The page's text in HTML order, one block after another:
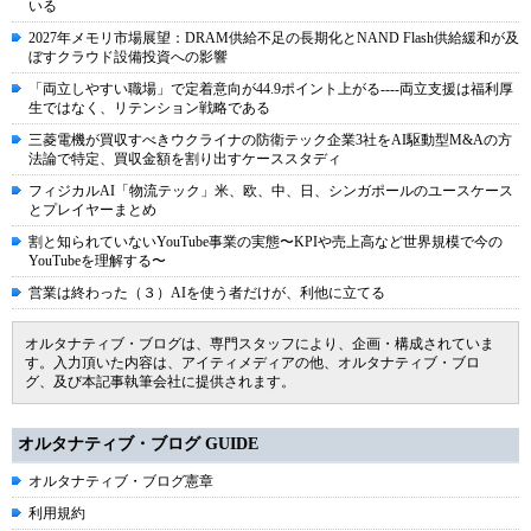
いる
2027年メモリ市場展望：DRAM供給不足の長期化とNAND Flash供給緩和が及
ぼすクラウド設備投資への影響
「両立しやすい職場」で定着意向が44.9ポイント上がる----両立支援は福利厚
生ではなく、リテンション戦略である
三菱電機が買収すべきウクライナの防衛テック企業3社をAI駆動型M&Aの方
法論で特定、買収金額を割り出すケーススタディ
フィジカルAI「物流テック」米、欧、中、日、シンガポールのユースケース
とプレイヤーまとめ
割と知られていないYouTube事業の実態〜KPIや売上高など世界規模で今の
YouTubeを理解する〜
営業は終わった（３）AIを使う者だけが、利他に立てる
オルタナティブ・ブログは、専門スタッフにより、企画・構成されていま
す。入力頂いた内容は、アイティメディアの他、オルタナティブ・ブロ
グ、及び本記事執筆会社に提供されます。
オルタナティブ・ブログ GUIDE
オルタナティブ・ブログ憲章
利用規約